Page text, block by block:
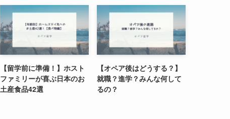
【留学前に準備！】ホスト
ファミリーが喜ぶ日本のお
土産食品42選
【オペア後はどうする？】
就職？進学？みんな何して
るの？